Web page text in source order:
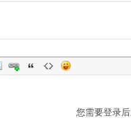
您需要登录